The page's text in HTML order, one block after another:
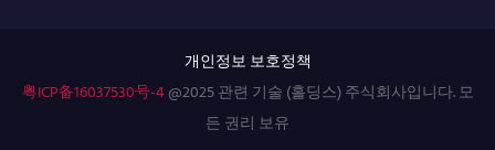
개인정보 보호정책
粤ICP备16037530号-4@2025 관련 기술 (홀딩스) 주식회사입니다. 모
든 권리 보유